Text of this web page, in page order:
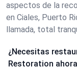
aspectos de la
en Ciales, Puerto
llamada, total
¿Necesitas
Restoration